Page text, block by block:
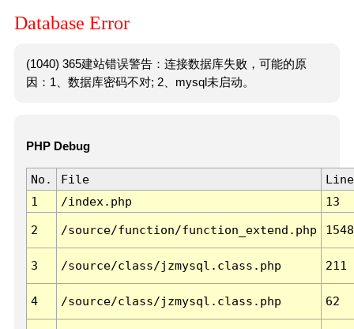
Database Error
(1040) 365建站错误警告：连接数据库失败，可能的原
因：1、数据库密码不对; 2、mysql未启动。
PHP Debug
No. File
Line
1
/index.php 13
2 /source/function/function_extend.php 1548
3 /source/class/jzmysql.class.php 211
4 /source/class/jzmysql.class.php 62